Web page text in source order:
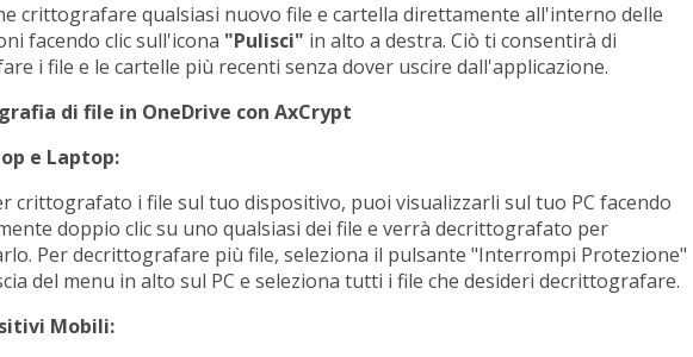
crittografare qualsiasi nuovo file e cartella direttamente all'interno delle
facendo clic sull'icona "Pulisci" in alto a destra. Ciò ti consentirà di
i file e le cartelle più recenti senza dover uscire dall'applicazione.
di file in OneDrive con AxCrypt
e Laptop:
crittografato i file sul tuo dispositivo, puoi visualizzarli sul tuo PC facendo
doppio clic su uno qualsiasi dei file e verrà decrittografato per
Per decrittografare più file, seleziona il pulsante "Interrompi Protezione"
del menu in alto sul PC e seleziona tutti i file che desideri decrittografare.
Mobili: